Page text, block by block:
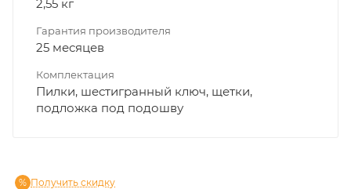
2,55 кг
Гарантия производителя
25 месяцев
Комплектация
Пилки, шестигранный ключ, щетки,
подложка под подошву
Получить скидку